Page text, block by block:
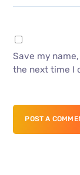
Save my
the next time I
POST A